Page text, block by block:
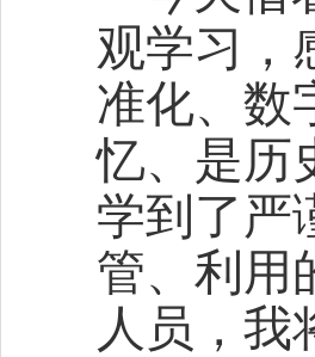
观学习，
准化、数
忆、是历
学到了严
管、利用
人员，我